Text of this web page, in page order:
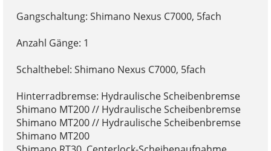
Gangschaltung: Shimano Nexus C7000, 5fach
Anzahl Gänge: 1
Schalthebel: Shimano Nexus C7000, 5fach
Hinterradbremse: Hydraulische Scheibenbremse
Shimano MT200 // Hydraulische Scheibenbremse
Shimano MT200 // Hydraulische Scheibenbremse
Shimano MT200